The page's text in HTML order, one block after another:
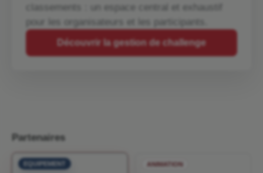
classements : un espace central et exhaustif
pour les organisateurs et les participants.
Découvrir la gestion de challenge
Partenaires
EQUIPEMENT ANIMATION